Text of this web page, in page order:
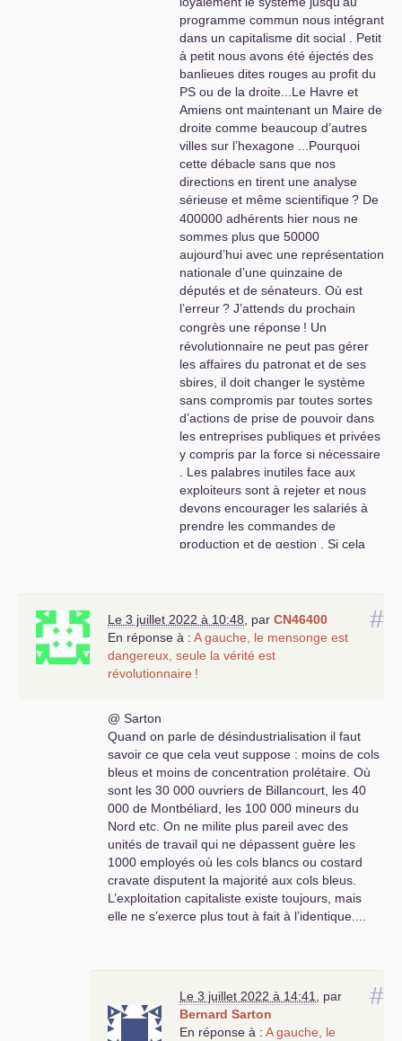
§§§§§§§§§§§§§
programme commun nous intégrant
dans un capitalisme dit social . Petit
à petit nous avons été éjectés des
banlieues dites rouges au profit du
PS ou de la droite...Le Havre et
Amiens ont maintenant un Maire de
droite comme beaucoup d’autres
villes sur l’hexagone ...Pourquoi
cette débacle sans que nos
directions en tirent une analyse
sérieuse et même scientifique? De
400000 adhérents hier nous ne
sommes plus que 50000
aujourd’hui avec une représentation
nationale d’une quinzaine de
députés et de sénateurs. Où est
l’erreur? J’attends du prochain
congrès une réponse ! Un
révolutionnaire ne peut pas gérer
les affaires du patronat et de ses
sbires, il doit changer le système
sans compromis par toutes sortes
d’actions de prise de pouvoir dans
les entreprises publiques et privées
y compris par la force si nécessaire
. Les palabres inutiles face aux
exploiteurs sont à rejeter et nous
devons encourager les salariés à
prendre les commandes de
production et de gestion . Si cela
ouvrière en déroute avec un groupe
fasciste à l’assemblée nationale qui
prospère sur nos terres électorales
anciennes . L’histoire est dure avec
Chine-Vietnam-Cuba alors que la
France avait un socle très important
de révolutionnaires depuis 1789 en
passant par la Commune de Paris
,le Front populaire et la résistance
...Par peur nous nous sommes
«couchés » devant le capital et son
patronat exploiteur. Et maintenant
que faisons-nous??? Nous
pleurons quelques miettes sociales
sur le pouvoir d’achat , le logement
2008...Mais ce peuple
abstentionniste attend quelque
chose de fort sur le plan politique et
#
Le 3 juillet 2022 à 10:48 par CN46400
En réponse à : A gauche, le mensonge est
dangereux, seule la vérité est
révolutionnaire !
@ Sarton
Quand on parle de désindustrialisation il faut
savoir ce que cela veut suppose : moins de cols
bleus et moins de concentration prolétaire. Où
sont les 30 000 ouvriers de Billancourt, les 40
000 de Montbéliard, les 100 000 mineurs du
Nord etc. On ne milite plus pareil avec des
unités de travail qui ne dépassent guère les
1000 employés où les cols blancs ou costard
cravate disputent la majorité aux cols bleus.
L’exploitation capitaliste existe toujours, mais
elle ne s’exerce plus tout à fait à l’identique....
#
Le 3 juillet 2022 à 14:41
par
Bernard Sarton
En réponse à : A gauche, le